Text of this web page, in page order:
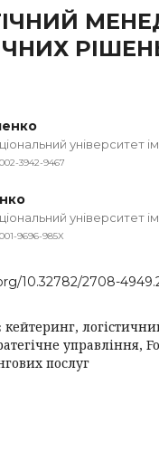
університет
3942-9467
університет
9696-985X
10.32782/2708-
кейтеринг,
управління,
послуг